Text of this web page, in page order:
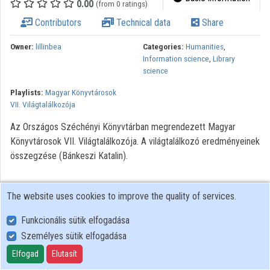
0.00 (from 0 ratings)
Contributors Technical data Share
Owner: lillinbea Categories: Humanities,
Information science, Library
science
Playlists: Magyar Könyvtárosok
VII. Világtalálkozója
Az Országos Széchényi Könyvtárban megrendezett Magyar
Könyvtárosok VII. Világtalálkozója. A világtalálkozó eredményeinek
összegzése (Bánkeszi Katalin).
User Policy
Adatkezelési tájékoztató (en)
Cookie Policy
The website uses cookies to improve the quality of services.
Funkcionális sütik elfogadása
Személyes sütik elfogadása
Elfogad Elutasít